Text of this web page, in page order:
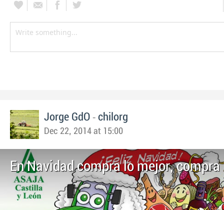
Jorge GdO - chilorg
Dec 22, 2014 at 15:00
En Navidad compra lo mejor,